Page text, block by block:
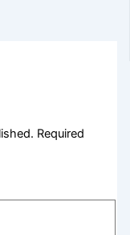
Required